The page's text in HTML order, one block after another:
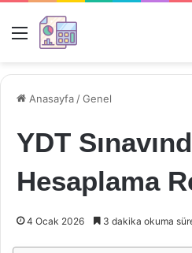
Menü
Anasayfa /Genel
YDT
Hesaplama
4 Ocak 2026 3 dakika okuma